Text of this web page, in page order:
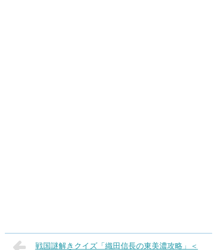
戦国謎解きクイズ「織田信長の東美濃攻略」＜